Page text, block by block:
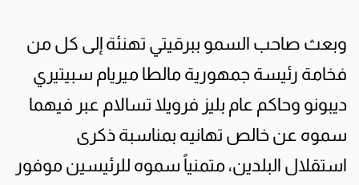
وبعث صاحب السمو ببرقيتي تهنئة إلى كل من
فخامة رئيسة جمهورية مالطا ميريام سبيتيري
ديبونو وحاكم عام بليز فرويلا تسالام عبر فيهما
سموه عن خالص تهانيه بمناسبة ذكرى
استقلال البلدين، متمنياً سموه للرئيسين موفور